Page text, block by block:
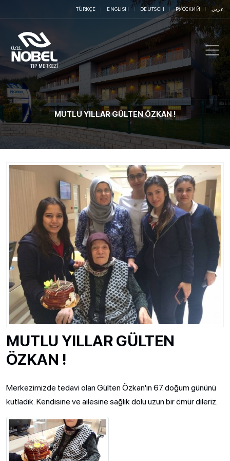
TÜRKÇE ENGLISH DEUTSCH РУССКИЙ عربي
MUTLU YILLAR GÜLTEN ÖZKAN !
MUTLU YILLAR GÜLTEN
ÖZKAN !
Merkezimizde tedavi olan Gülten Özkan'ın 67. doğum gününü
kutladık. Kendisine ve ailesine sağlık dolu uzun bir ömür dileriz.